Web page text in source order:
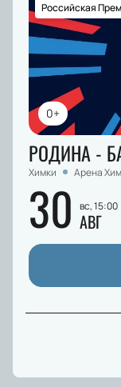
0+
Российская
РОДИНА -
Химки Арена
30 вс, 15:00
АВГ